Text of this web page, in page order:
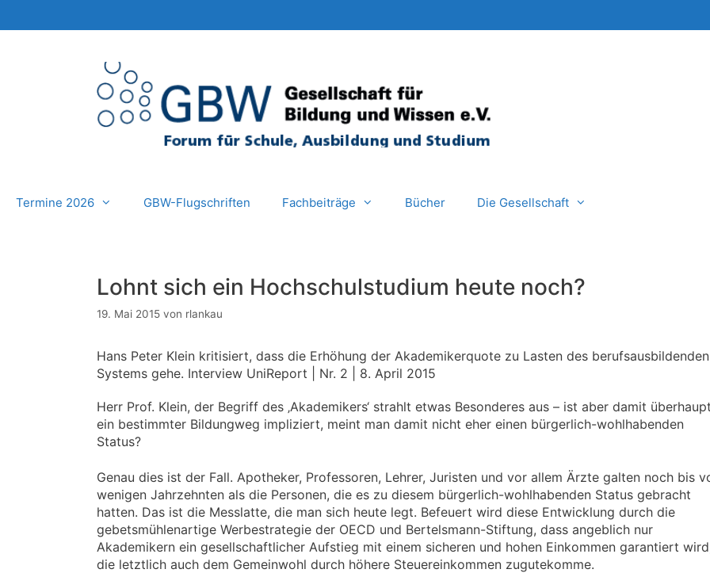
Termine 2026 GBW-Flugschriften Fachbeiträge Bücher Die Gesellschaft
Lohnt sich ein Hochschulstudium heute noch?
19. Mai 2015 von rlankau
Hans Peter Klein kritisiert, dass die Erhöhung der Akademikerquote zu Lasten des berufsausbildenden
Systems gehe. Interview UniReport | Nr. 2 | 8. April 2015
Herr Prof. Klein, der Begriff des ‚Akademikers‘ strahlt etwas Besonderes aus – ist aber damit überhaupt
ein bestimmter Bildungweg impliziert, meint man damit nicht eher einen bürgerlich-wohlhabenden
Status?
Genau dies ist der Fall. Apotheker, Professoren, Lehrer, Juristen und vor allem Ärzte galten noch bis
wenigen Jahrzehnten als die Personen, die es zu diesem bürgerlich-wohlhabenden Status gebracht
hatten. Das ist die Messlatte, die man sich heute legt. Befeuert wird diese Entwicklung durch die
gebetsmühlenartige Werbestrategie der OECD und Bertelsmann-Stiftung, dass angeblich nur
Akademikern ein gesellschaftlicher Aufstieg mit einem sicheren und hohen Einkommen garantiert
die letztlich auch dem Gemeinwohl durch höhere Steuereinkommen zugutekomme.